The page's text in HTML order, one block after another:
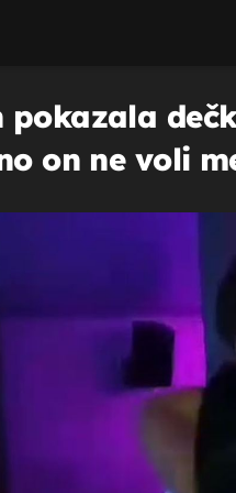
pokazala
on ne voli